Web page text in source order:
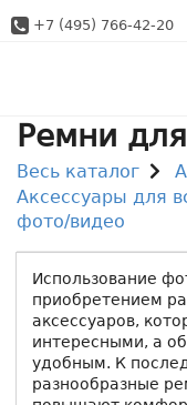
+7 (495) 766-42-20
Ремни
Весь каталог
Аксессуары для
фото/видео
Использование
приобретением
аксессуаров,
интересными, а
удобным. К
разнообразные